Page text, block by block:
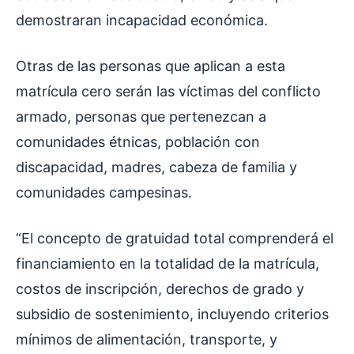
demostraran incapacidad económica.
Otras de las personas que aplican a esta
matrícula cero serán las víctimas del conflicto
armado, personas que pertenezcan a
comunidades étnicas, población con
discapacidad, madres, cabeza de familia y
comunidades campesinas.
“El concepto de gratuidad total comprenderá el
financiamiento en la totalidad de la matrícula,
costos de inscripción, derechos de grado y
subsidio de sostenimiento, incluyendo criterios
mínimos de alimentación, transporte, y